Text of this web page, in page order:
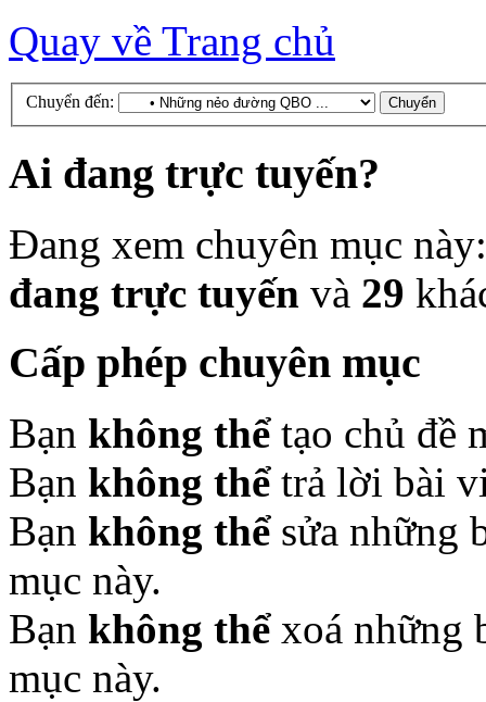
Quay về Trang chủ
Chuyển đến:
Ai đang trực tuyến?
Đang xem chuyên mục
đang trực tuyến và 29
Cấp phép chuyên mục
Bạn không thểtạo chủ đề
Bạn không thểtrả lời bài
Bạn không thểsửa những
mục này.
Bạn không thểxoá những
mục này.